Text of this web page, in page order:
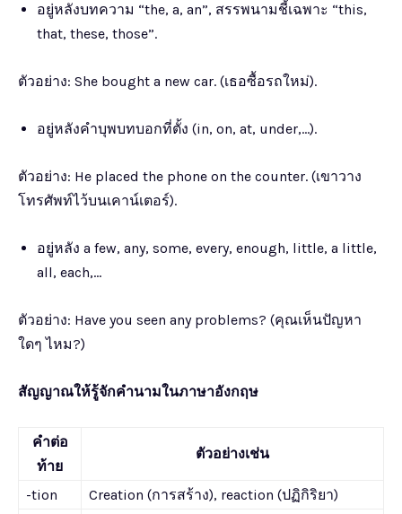
อยู่หลังบทความ “the, a, an”, สรรพนามชี้เฉพาะ “this,
that, these, those”.
ตัวอย่าง: She bought a new car. (เธอซื้อรถใหม่).
อยู่หลังคำบุพบทบอกที่ตั้ง (in, on, at, under,…).
ตัวอย่าง: He placed the phone on the counter. (เขาวาง
โทรศัพท์ไว้บนเคาน์เตอร์).
อยู่หลัง a few, any, some, every, enough, little, a little,
all, each,…
ตัวอย่าง: Have you seen any problems? (คุณเห็นปัญหา
ใดๆ ไหม?)
สัญญาณให้รู้จักคำนามในภาษาอังกฤษ
คำต่อ
ท้าย
ตัวอย่างเช่น
-tion Creation (การสร้าง), reaction (ปฏิกิริยา)